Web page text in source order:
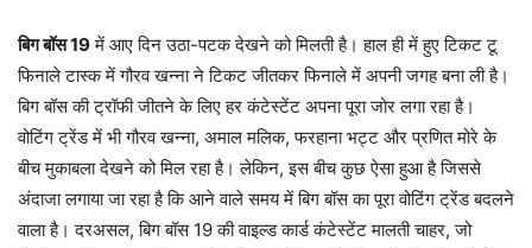
बिग बॉस 19में आए दिन उठा-पटक देखने को मिलती है। हाल ही में हुए टिकट टू
फिनाले टास्क में गौरव खन्ना ने टिकट जीतकर फिनाले में अपनी जगह बना ली है।
बिग बॉस की ट्रॉफी जीतने के लिए हर कंटेस्टेंट अपना पूरा जोर लगा रहा है।
वोटिंग ट्रेंड में भी गौरव खन्ना, अमाल मलिक, फरहाना भट्ट और प्रणित मोरे के
बीच मुकाबला देखने को मिल रहा है। लेकिन, इस बीच कुछ ऐसा हुआ है जिससे
अंदाजा लगाया जा रहा है कि आने वाले समय में बिग बॉस का पूरा वोटिंग ट्रेंड बदलने
वाला है। दरअसल, बिग बॉस 19 की वाइल्ड कार्ड कंटेस्टेंट मालती चाहर, जो